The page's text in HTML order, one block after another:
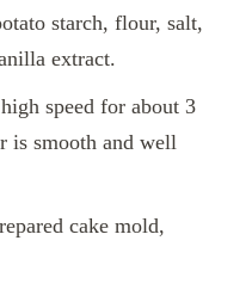
starch, flour, salt,
extract.
speed for about 3
is smooth and well
cake mold,